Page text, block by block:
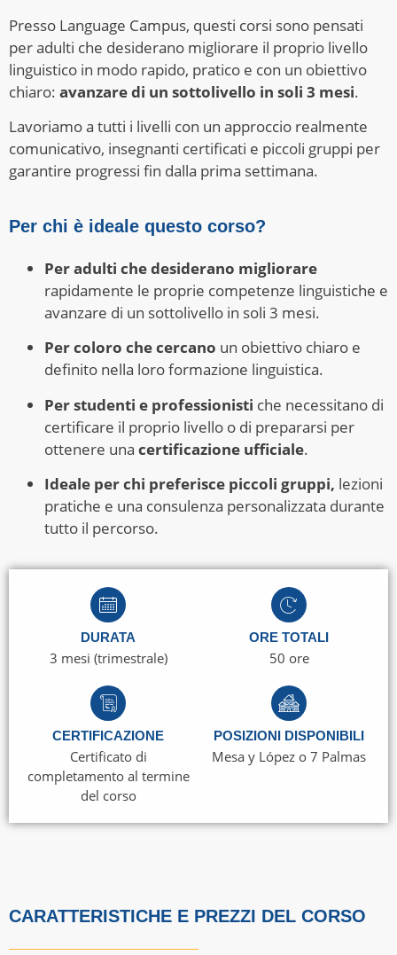
Presso Language Campus, questi corsi sono pensati
per adulti che desiderano migliorare il proprio livello
linguistico in modo rapido, pratico e con un obiettivo
chiaro: avanzare di un sottolivello in soli 3 mesi.
Lavoriamo a tutti i livelli con un approccio realmente
comunicativo, insegnanti certificati e piccoli gruppi per
garantire progressi fin dalla prima settimana.
Per chi è ideale questo corso?
Per adulti che desiderano migliorare
rapidamente le proprie competenze linguistiche e
avanzare di un sottolivello in soli 3 mesi.
Per coloro che cercano un obiettivo chiaro e
definito nella loro formazione linguistica.
Per studenti e professionisti che necessitano di
certificare il proprio livello o di prepararsi per
ottenere una certificazione ufficiale.
Ideale per chi preferisce piccoli gruppi, lezioni
pratiche e una consulenza personalizzata durante
tutto il percorso.
DURATA
3 mesi (trimestrale)
ORE TOTALI
50 ore
CERTIFICAZIONE
Certificato di
completamento al termine
del corso
POSIZIONI DISPONIBILI
Mesa y López o 7 Palmas
CARATTERISTICHE E PREZZI DEL CORSO